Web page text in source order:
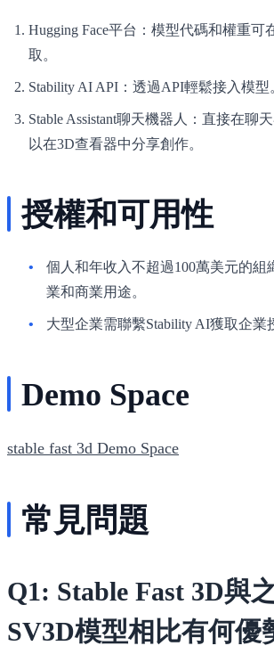
Hugging Face平台 ：模型代碼和權重可
取。
Stability AI API ：透過API輕鬆接入模型
Stable Assistant聊天機器人
：直接在聊
以在3D查看器中分享創作。
授權和可用性
個人和年收入不超過100萬美元的組
業和商業用途。
大型企業需聯繫Stability AI獲取企業
Demo Space
stable fast 3d Demo Space
常見問題
Q1: Stable Fast 3D與
SV3D模型相比有何優